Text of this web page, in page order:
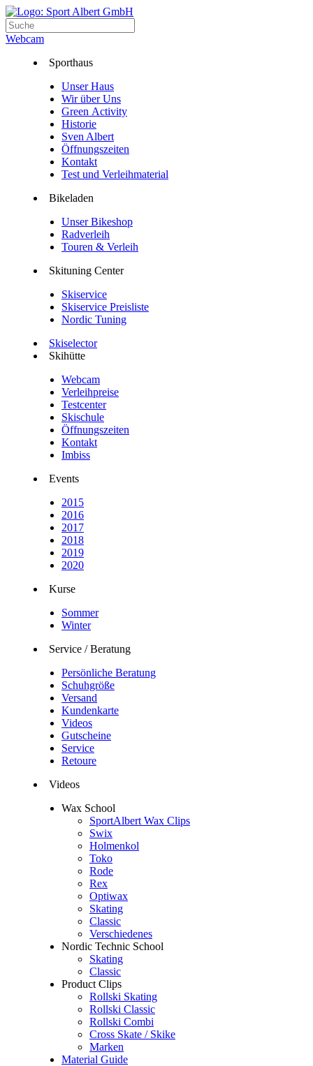
Webcam
Sporthaus
Unser Haus
Wir über Uns
Green Activity
Historie
Sven Albert
Öffnungszeiten
Kontakt
Test und Verleihmaterial
Bikeladen
Unser Bikeshop
Radverleih
Touren & Verleih
Skituning Center
Skiservice
Skiservice Preisliste
Nordic Tuning
Skiselector
Skihütte
Webcam
Verleihpreise
Testcenter
Skischule
Öffnungszeiten
Kontakt
Imbiss
Events
2015
2016
2017
2018
2019
2020
Kurse
Sommer
Winter
Service / Beratung
Persönliche Beratung
Schuhgröße
Versand
Kundenkarte
Videos
Gutscheine
Service
Retoure
Videos
Wax School
SportAlbert Wax Clips
Swix
Holmenkol
Toko
Rode
Rex
Optiwax
Skating
Classic
Verschiedenes
Nordic Technic School
Skating
Classic
Product Clips
Rollski Skating
Rollski Classic
Rollski Combi
Cross Skate / Skike
Marken
Material Guide